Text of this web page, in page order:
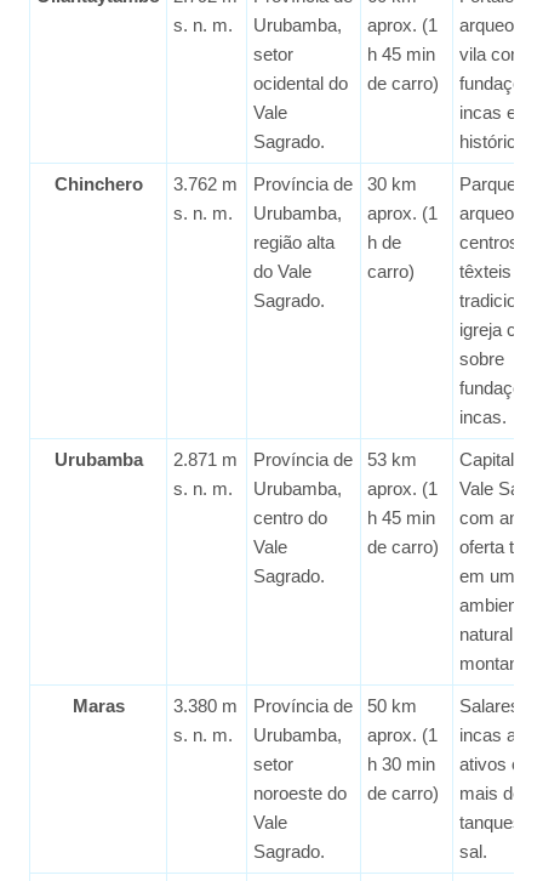
s. n. m.
Urubamba,
setor
ocidental do
Vale
Sagrado.
aprox. (1
h 45 min
de carro)
vila com
fundações
incas e
históricos.
Chinchero
3.762 m
s. n. m.
Província de
Urubamba,
região alta
do Vale
Sagrado.
30 km
aprox. (1
h de
carro)
Parque
centros
têxteis
igreja
sobre
fundações
incas.
Urubamba
2.871 m
s. n. m.
Província de
Urubamba,
centro do
Vale
Sagrado.
53 km
aprox. (1
h 45 min
de carro)
Capital do
Vale
com
oferta
em um
ambiente
natural de
Maras
3.380 m
s. n. m.
Província de
Urubamba,
setor
noroeste do
Vale
Sagrado.
50 km
aprox. (1
h 30 min
de carro)
Salares
incas
ativos
mais de
tanques
sal.